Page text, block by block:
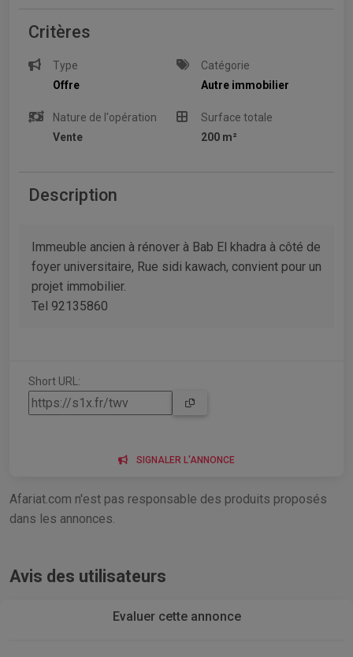
Critères
Type
Offre
Catégorie
Autre immobilier
Nature de l'opération
Vente
Surface totale
200 m²
Description
Immeuble ancien à rénover à Bab El khadra à côté de
foyer universitaire, Rue sidi kawach, convient pour un
projet immobilier.
Tel 92135860
Short URL:
SIGNALER L'ANNONCE
Afariat.com n'est pas responsable des produits proposés
dans les annonces.
Avis des utilisateurs
Evaluer cette annonce